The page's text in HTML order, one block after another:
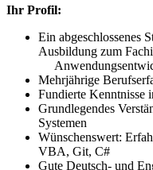
Ihr Profil:
Ein abgeschlossenes
Ausbildung zum
Mehrjährige
Fundierte Kenntnisse
Grundlegendes
Systemen
Wünschenswert:
VBA, Git, C#
Gute Deutsch- und